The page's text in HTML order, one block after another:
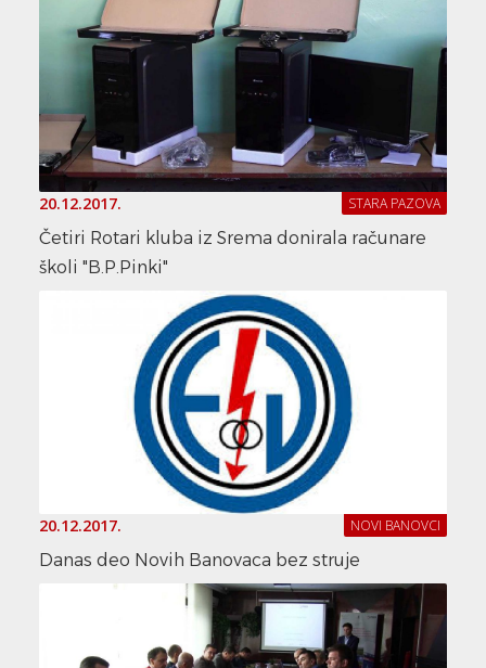
20.12.2017. STARA PAZOVA
Četiri Rotari kluba iz Srema donirala računare
školi "B.P.Pinki"
20.12.2017. NOVI BANOVCI
Danas deo Novih Banovaca bez struje